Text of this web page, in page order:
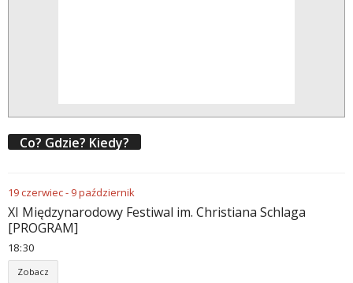
Co? Gdzie? Kiedy?
19czerwiec- 9październik
XI Międzynarodowy Festiwal im. Christiana Schlaga
[PROGRAM]
18:30
Zobacz